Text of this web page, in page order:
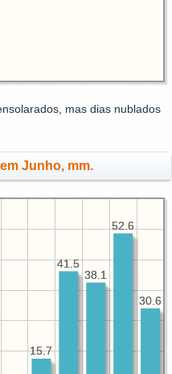
mas dias nublados
Junho, mm.
30.6
52.6
38.1
41.5
15.7
30.6
52.6
38.1
41.5
15.7